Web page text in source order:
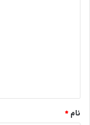
نام *